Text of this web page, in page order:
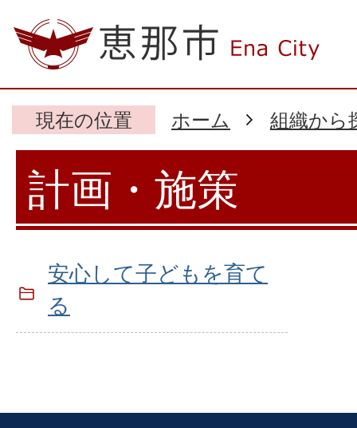
現在の位置 ホーム 組織から
計画・施策
安心して子どもを育て
る